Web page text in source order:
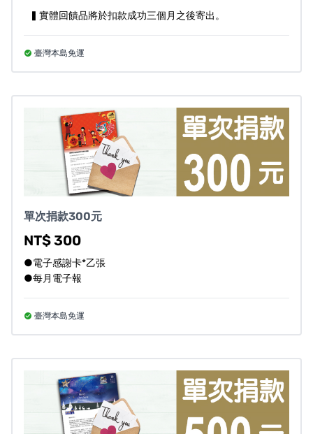
擔。
專案可能遇到各種不可控因素，若遇突發狀況，將通知贊
助者最新狀況。當您贊助此計畫即同意承擔此風險，並接
退換貨規則
為確保雙方權益，請在開箱時全程錄影。
若所收到捐款贈禮有瑕疵或於運送過程中有所損害，
請在當下進行拍照留存，並於七日內透過官方的電子
郵件或基金會市話聯絡客服人員，我們將盡快補寄或
客服聯絡方式
地址：235030新北市中和區板南路661號2樓
pr@csstpe.org.tw
營業人登記資訊
▍實體回饋品將於扣款成功三個月之後寄出。
臺灣本島免運
單次捐款300元
NT$ 300
●電子感謝卡*乙張
●每月電子報
臺灣本島免運